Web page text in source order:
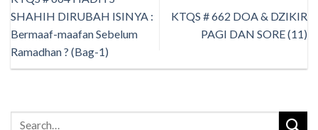
SHAHIH DIRUBAH ISINYA :
Bermaaf-maafan Sebelum
Ramadhan ? (Bag-1)
KTQS # 662 DOA & DZIKIR
PAGI DAN SORE (11)